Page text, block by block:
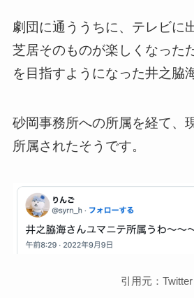
劇団に通ううちに、テレビに
芝居そのものが楽しくなった
を目指すようになった井之脇
砂岡事務所への所属を経て、
所属されたそうです。
引用元：Twitter